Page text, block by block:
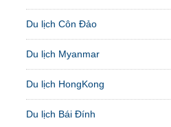
Du lịch Côn Đảo
Du lịch Myanmar
Du lịch HongKong
Du lịch Bái Đính